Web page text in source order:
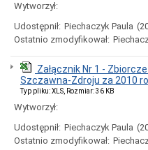
dotacji
celowej
Zamówienia
sprzedaż
nieruchomości
Ogłoszenia
przetargów
Informacje
Wytworzył:
Udostępnił: Piechaczyk Paula
Ostatnio zmodyfikował:
Załącznik Nr 1 -
Szczawna-Zdroju za 2010
Typ pliku: XLS, Rozmiar: 36 KB
Wytworzył:
Udostępnił: Piechaczyk Paula
Ostatnio zmodyfikował: